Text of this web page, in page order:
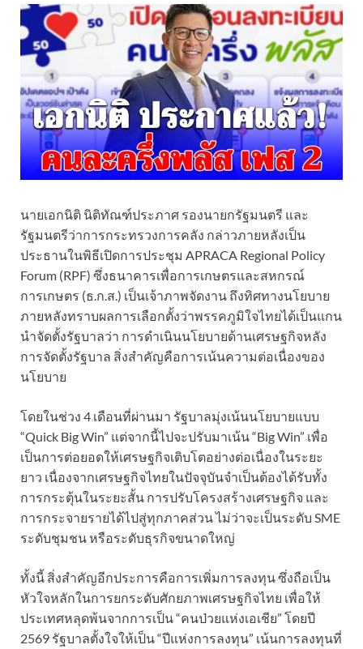
นายเอกนิติ นิติทัณฑ์ประภาศ รองนายกรัฐมนตรี และ
รัฐมนตรีว่าการกระทรวงการคลัง กล่าวภายหลังเป็น
ประธานในพิธีเปิดการประชุม APRACA Regional Policy
Forum (RPF) ซึ่งธนาคารเพื่อการเกษตรและสหกรณ์
การเกษตร (ธ.ก.ส.) เป็นเจ้าภาพจัดงาน ถึงทิศทางนโยบาย
ภายหลังทราบผลการเลือกตั้งว่าพรรคภูมิใจไทยได้เป็นแกน
นำจัดตั้งรัฐบาลว่า การดำเนินนโยบายด้านเศรษฐกิจหลัง
การจัดตั้งรัฐบาล สิ่งสำคัญคือการเน้นความต่อเนื่องของ
นโยบาย
โดยในช่วง 4 เดือนที่ผ่านมา รัฐบาลมุ่งเน้นนโยบายแบบ
“Quick Big Win” แต่จากนี้ไปจะปรับมาเน้น “Big Win” เพื่อ
เป็นการต่อยอดให้เศรษฐกิจเติบโตอย่างต่อเนื่องในระยะ
ยาว เนื่องจากเศรษฐกิจไทยในปัจจุบันจำเป็นต้องได้รับทั้ง
การกระตุ้นในระยะสั้น การปรับโครงสร้างเศรษฐกิจ และ
การกระจายรายได้ไปสู่ทุกภาคส่วน ไม่ว่าจะเป็นระดับ SME
ระดับชุมชน หรือระดับธุรกิจขนาดใหญ่
ทั้งนี้ สิ่งสำคัญอีกประการคือการเพิ่มการลงทุน ซึ่งถือเป็น
หัวใจหลักในการยกระดับศักยภาพเศรษฐกิจไทย เพื่อให้
ประเทศหลุดพ้นจากการเป็น “คนป่วยแห่งเอเชีย” โดยปี
2569 รัฐบาลตั้งใจให้เป็น “ปีแห่งการลงทุน” เน้นการลงทุนที่